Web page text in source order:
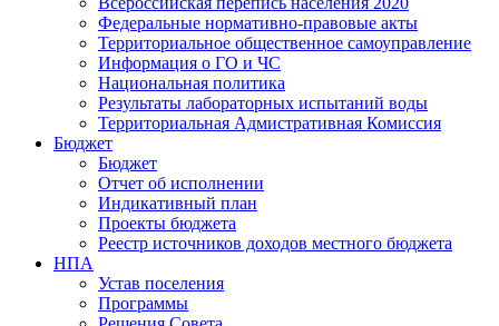
Федеральные нормативно-правовые акты
Территориальное общественное самоуправление
Информация о ГО и ЧС
Национальная политика
Результаты лабораторных испытаний воды
Территориальная Адмистративная Комиссия
Бюджет
Бюджет
Отчет об исполнении
Индикативный план
Проекты бюджета
Реестр источников доходов местного бюджета
НПА
Устав поселения
Программы